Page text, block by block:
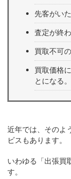
先客がい
査定が終
買取不可
買取価格
とになる。
近年では、そのよ
ビスもあります。
いわゆる「出張買
す。